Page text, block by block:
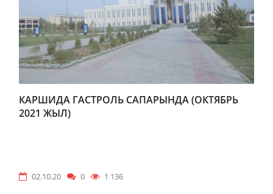
КАРШИДА ГАСТРОЛЬ САПАРЫНДА (ОКТЯБРЬ
2021 ЖЫЛ)
02.10.20 0 1 136